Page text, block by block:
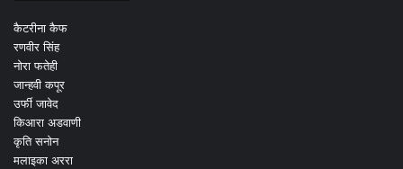
कैटरीना कैफ
रणवीर सिंह
नोरा फतेही
जान्हवी कपूर
उर्फी जावेद
किआरा अडवाणी
कृति सनोन
मलाइका अररा